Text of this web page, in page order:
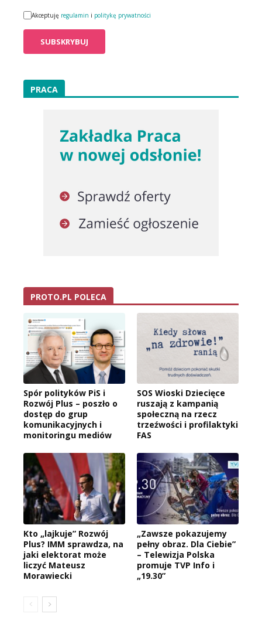
Akceptuję regulamin i politykę prywatności
PRACA
PROTO.PL POLECA
Spór polityków PiS i
Rozwój Plus – poszło o
dostęp do grup
komunikacyjnych i
monitoringu mediów
SOS Wioski Dziecięce
ruszają z kampanią
społeczną na rzecz
trzeźwości i profilaktyki
FAS
Kto „lajkuje” Rozwój
Plus? IMM sprawdza, na
jaki elektorat może
liczyć Mateusz
Morawiecki
„Zawsze pokazujemy
pełny obraz. Dla Ciebie”
– Telewizja Polska
promuje TVP Info i
„19.30”